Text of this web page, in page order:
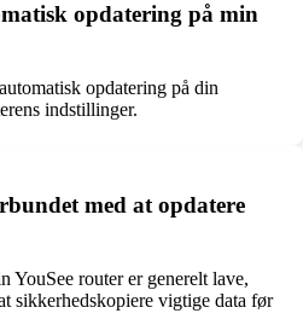
opdatering på min
opdatering på din
indstillinger.
med at opdatere
YouSee router er generelt lave,
sikkerhedskopiere vigtige data før